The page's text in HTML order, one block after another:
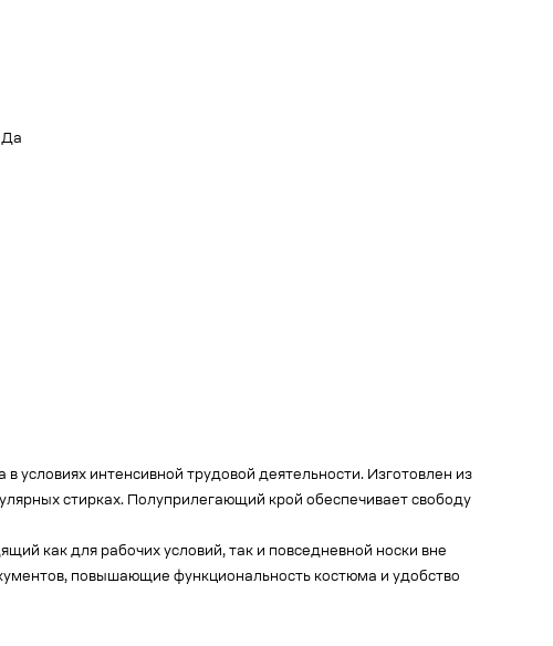
Да
интенсивной трудовой деятельности. Изготовлен из
стирках. Полуприлегающий крой обеспечивает свободу
как для рабочих условий, так и повседневной носки вне
повышающие функциональность костюма и удобство